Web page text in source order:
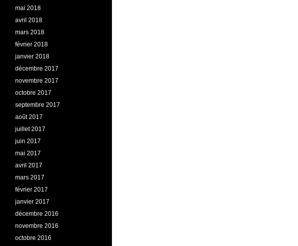
mai 2018
avril 2018
mars 2018
février 2018
janvier 2018
décembre 2017
novembre 2017
octobre 2017
septembre 2017
août 2017
juillet 2017
juin 2017
mai 2017
avril 2017
mars 2017
février 2017
janvier 2017
décembre 2016
novembre 2016
octobre 2016